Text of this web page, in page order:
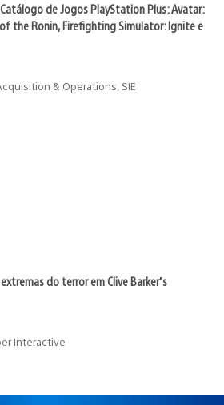
de Jogos PlayStation Plus: Avatar:
the Ronin, Firefighting Simulator: Ignite e
& Operations, SIE
do terror em Clive Barker’s
Interactive